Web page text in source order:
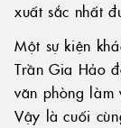
xuất sắc nhất
Một sự kiện
Trần Gia Hảo
văn phòng làm
Vậy là cuối